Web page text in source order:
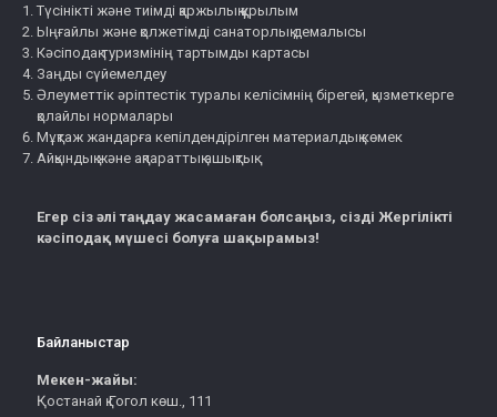
Түсінікті және тиімді қаржылық құрылым
Ыңғайлы және қолжетімді санаторлық демалысы
Кәсіподақ туризмінің тартымды картасы
Заңды сүйемелдеу
Әлеуметтік әріптестік туралы келісімнің бірегей, қызметкерге
қолайлы нормалары
Мұқтаж жандарға кепілдендірілген материалдық көмек
Айқындық және ақпараттық ашықтық
Егер сіз әлі таңдау жасамаған болсаңыз, сізді Жергілікті
кәсіподақ мүшесі болуға шақырамыз!
Байланыстар
Мекен-жайы:
Қостанай қ.Гогол көш., 111